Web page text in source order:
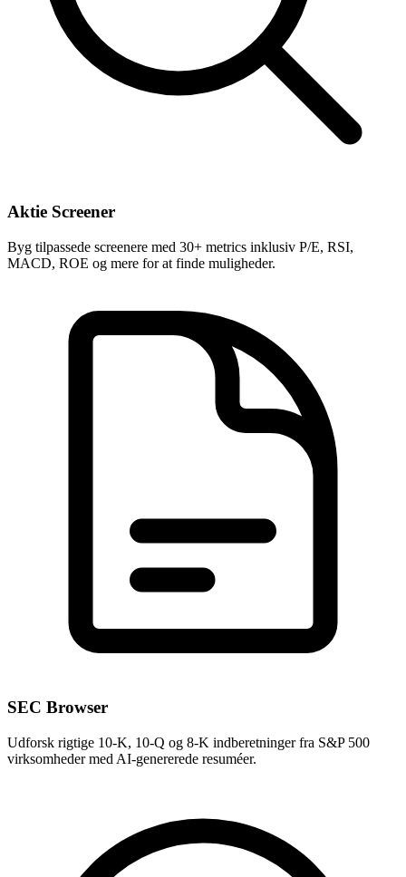
Aktie Screener
Byg tilpassede screenere med 30+ metrics inklusiv P/E, RSI,
MACD, ROE og mere for at finde muligheder.
SEC Browser
Udforsk rigtige 10-K, 10-Q og 8-K indberetninger fra S&P 500
virksomheder med AI-genererede resuméer.